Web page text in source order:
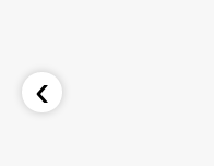
‹